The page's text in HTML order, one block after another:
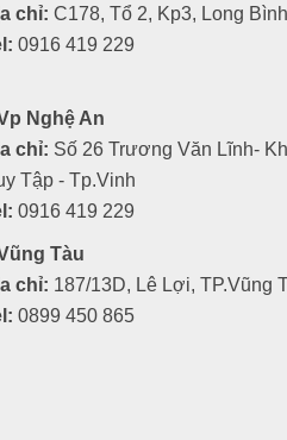
chỉ: C178, Tổ 2, Kp3, Long
0916 419 229
Nghệ An
chỉ: Số 26 Trương Văn Lĩnh-
Tập - Tp.Vinh
0916 419 229
Tàu
chỉ: 187/13D, Lê Lợi, TP.Vũng
0899 450 865